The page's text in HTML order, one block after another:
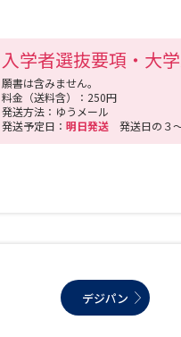
択し、工学の軸となる専
応用発展科目群（ユニッ
）から一つを選択し、4年
学問への興味に応じた柔
ことが可能です。
入学者選抜要項・大
願書は含みません。
料金（送料含）：250円
発送方法：ゆうメール
発送予定日： 明日発送 発送日の３
デジパン